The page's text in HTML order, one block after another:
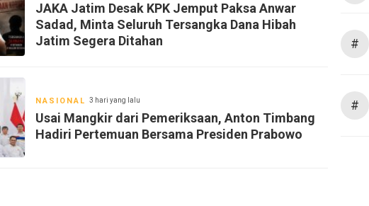
JAKA Jatim Desak KPK Jemput Paksa Anwar
Sadad, Minta Seluruh Tersangka Dana Hibah
Jatim Segera Ditahan
NASIONAL 3 hari yang lalu
Usai Mangkir dari Pemeriksaan, Anton Timbang
Hadiri Pertemuan Bersama Presiden Prabowo
#
#